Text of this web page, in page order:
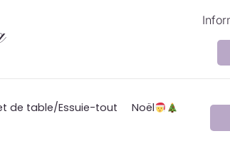
de table/Essuie-tout Noël